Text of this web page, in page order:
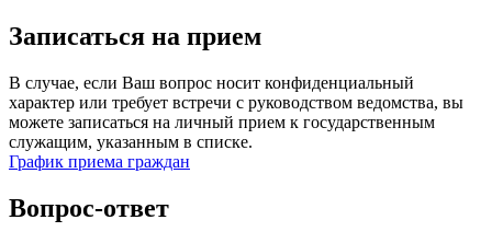
Записаться на прием
В случае, если Ваш вопрос носит конфиденциальный
характер или требует встречи с руководством ведомства, вы
можете записаться на личный прием к государственным
служащим, указанным в списке.
График приема граждан
Вопрос-ответ